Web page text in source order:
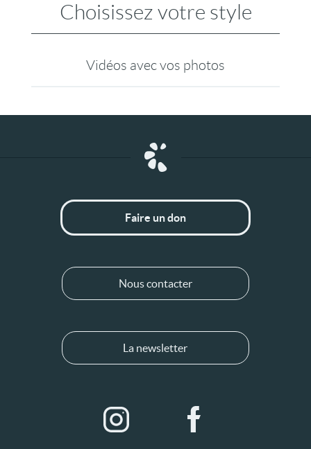
Choisissez votre style
Vidéos avec vos photos
Faire un don
Nous contacter
La newsletter